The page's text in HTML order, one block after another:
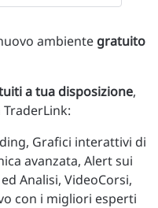
ambiente gratuito
a tua disposizione,
Grafici interattivi di
avanzata, Alert sui
Analisi, VideoCorsi,
con i migliori esperti